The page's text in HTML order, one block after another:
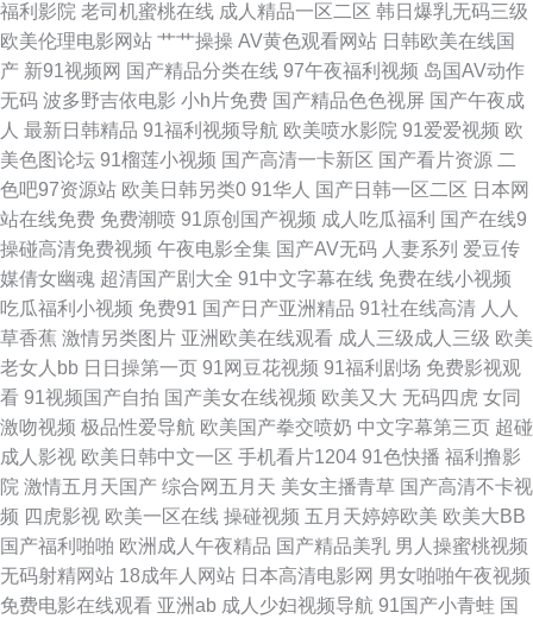
线 大香蕉亚洲伊人 成人综合网站狼人 韩日十三区 久久少妇人妻夜夜骚 久久
嫩草国产一 密桃视频免费看 日本乱码 少妇精品在线91 性感美女日本午夜视
频 在线免费观看毛片基地 在线视频pron 一本道加勒比AV 91超碰在线人人
91prontv 91乱子伦国产乱 91夜射猫 91视频99视频 东方AV在线100 国产情
侣AV免费 国产精品九九极品 国产95视频 国产精品传媒 国产精品86 免费观
看日韩A片无码 日本无卡 日韩av123区 四虎乱轮 午夜理论 五月天婷婷不卡
无码成人导航 婷婷五月天资源站 婷婷亚洲先锋影音 自拍成人在线一区 91红
桃福利 91社网址 91网站免费123 91香蕉视频在线观 国产三级在线 日韩精品
6 国产精品超碰在线 91在线91 亚洲欧美日韩国产成人 蜜臀久久99精品久久
超碰91人人草 一本道三四五区 美女电影 91社国产在线看 日韩黄页免费 白丝
福利影院 老司机蜜桃在线 成人精品一区二区 韩日爆乳无码三级
欧美伦理电影网站 艹艹操操 AV黄色观看网站 日韩欧美在线国
产 新91视频网 国产精品分类在线 97午夜福利视频 岛国AV动作
无码 波多野吉依电影 小h片免费 国产精品色色视屏 国产午夜成
人 最新日韩精品 91福利视频导航 欧美喷水影院 91爱爱视频 欧
美色图论坛 91榴莲小视频 国产高清一卡新区 国产看片资源 二
色吧97资源站 欧美日韩另类0 91华人 国产日韩一区二区 日本网
站在线免费 免费潮喷 91原创国产视频 成人吃瓜福利 国产在线9
操碰高清免费视频 午夜电影全集 国产AV无码 人妻系列 爱豆传
媒倩女幽魂 超清国产剧大全 91中文字幕在线 免费在线小视频
吃瓜福利小视频 免费91 国产日产亚洲精品 91社在线高清 人人
草香蕉 激情另类图片 亚洲欧美在线观看 成人三级成人三级 欧美
老女人bb 日日操第一页 91网豆花视频 91福利剧场 免费影视观
看 91视频国产自拍 国产美女在线视频 欧美又大 无码四虎 女同
激吻视频 极品性爱导航 欧美国产拳交喷奶 中文字幕第三页 超碰
成人影视 欧美日韩中文一区 手机看片1204 91色快播 福利撸影
院 激情五月天国产 综合网五月天 美女主播青草 国产高清不卡视
频 四虎影视 欧美一区在线 操碰视频 五月天婷婷欧美 欧美大BB
国产福利啪啪 欧洲成人午夜精品 国产精品美乳 男人操蜜桃视频
无码射精网站 18成年人网站 日本高清电影网 男女啪啪午夜视频
免费电影在线观看 亚洲ab 成人少妇视频导航 91国产小青蛙 国